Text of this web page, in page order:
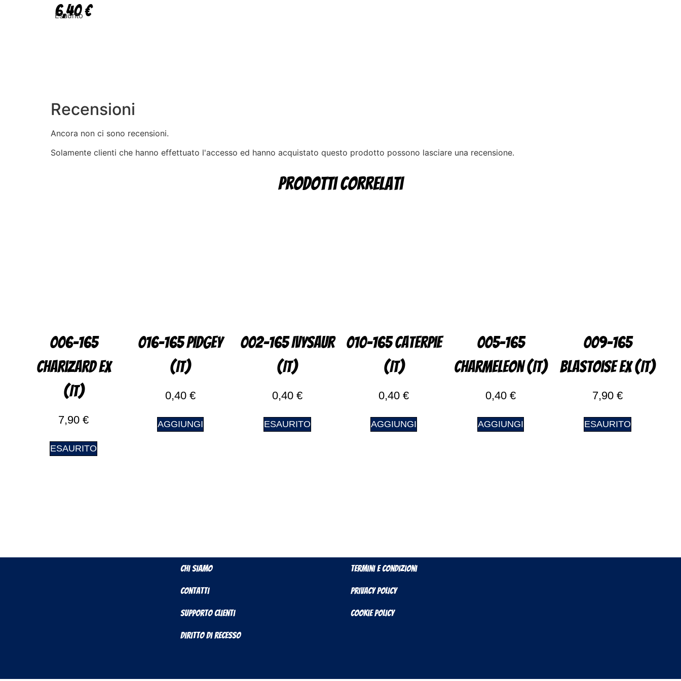
6,40€
Esaurito
Recensioni
Ancora non ci sono recensioni.
Solamente clienti che hanno effettuato l'accesso ed hanno acquistato questo prodotto possono lasciare una recensione.
Prodotti correlati
006-165
Charizard EX
(IT)
7,90€
ESAURITO
016-165 Pidgey
(IT)
0,40 €
AGGIUNGI
002-165 Ivysaur
(IT)
0,40 €
ESAURITO
010-165 Caterpie
(IT)
0,40€
AGGIUNGI
005-165
Charmeleon (IT)
0,40 €
AGGIUNGI
009-165
Blastoise EX (IT)
7,90 €
ESAURITO
Chi Siamo
Contatti
Supporto Clienti
Diritto di Recesso
Termini e Condizioni
Privacy Policy
Cookie Policy